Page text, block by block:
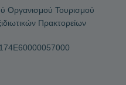
Οργανισμού Τουρισμού
Πρακτορείων